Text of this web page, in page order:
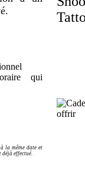
qui
la même date et
déjà effectué.